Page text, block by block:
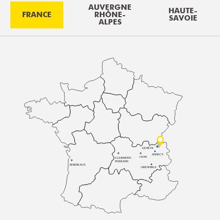
FRANCE
AUVERGNE
RHÔNE-
ALPES
HAUTE-
SAVOIE
BORDEAUX
CLERMONT-
FERRAND
LYON
ANNECY
GRENOBLE
GENÈVE